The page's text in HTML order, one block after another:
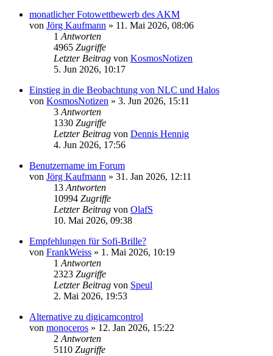
monatlicher Fotowettbewerb des AKM
von Jörg Kaufmann » 11. Mai 2026, 08:06
1 Antworten
4965 Zugriffe
Letzter Beitrag von KosmosNotizen
5. Jun 2026, 10:17
Einstieg in die Beobachtung von NLC und Halos
von KosmosNotizen » 3. Jun 2026, 15:11
3 Antworten
1330 Zugriffe
Letzter Beitrag von Dennis Hennig
4. Jun 2026, 17:56
Benutzername im Forum
von Jörg Kaufmann » 31. Jan 2026, 12:11
13 Antworten
10994 Zugriffe
Letzter Beitrag von OlafS
10. Mai 2026, 09:38
Empfehlungen für Sofi-Brille?
von FrankWeiss » 1. Mai 2026, 10:19
1 Antworten
2323 Zugriffe
Letzter Beitrag von Speul
2. Mai 2026, 19:53
Alternative zu digicamcontrol
von monoceros » 12. Jan 2026, 15:22
2 Antworten
5110 Zugriffe